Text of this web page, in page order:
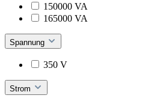
150000 VA
165000 VA
Spannung
350 V
Strom